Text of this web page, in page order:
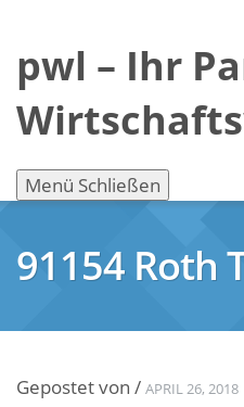
pwl – Ihr
Menü Schließen
91154 Roth
Gepostet von / APRIL 26, 2018